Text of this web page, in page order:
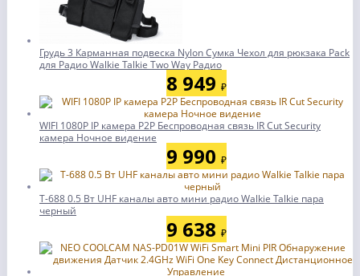
Грудь 3 Карманная подвеска Nylon Сумка Чехол для рюкзака Pack
для Радио Walkie Talkie Two Way Радио
8 949 ₽
WIFI 1080P IP камера P2P Беспроводная связь IR Cut Security
камера Ночное видение
9 990 ₽
T-688 0.5 Вт UHF каналы авто мини радио Walkie Talkie пара
черный
9 638 ₽